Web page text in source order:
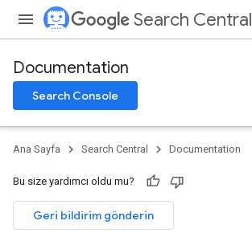
Search Central
Documentation
Search Console
Ana Sayfa Search Central Documentation
Bu size yardımcı oldu mu?
Geri bildirim gönderin